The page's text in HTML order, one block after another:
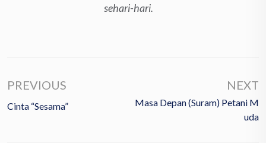
sehari-hari.
PREVIOUS
Cinta “Sesama”
NEXT
Masa Depan (Suram) Petani M
Uda